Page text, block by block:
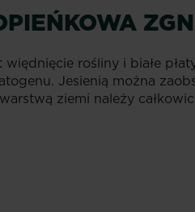
rośliny i białe
Jesienią można
ziemi należy